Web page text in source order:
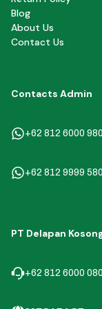
Blog
About Us
Contact Us
Contacts Admin
+62 812 6000
+62 812 9999
PT Delapan
+62 812 6000